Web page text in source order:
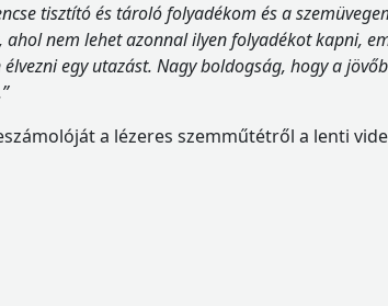
tisztító és tároló folyadékom és a
ahol nem lehet azonnal ilyen folyadékot kapni,
egy utazást. Nagy boldogság, hogy a
a lézeres szemműtétről a lenti